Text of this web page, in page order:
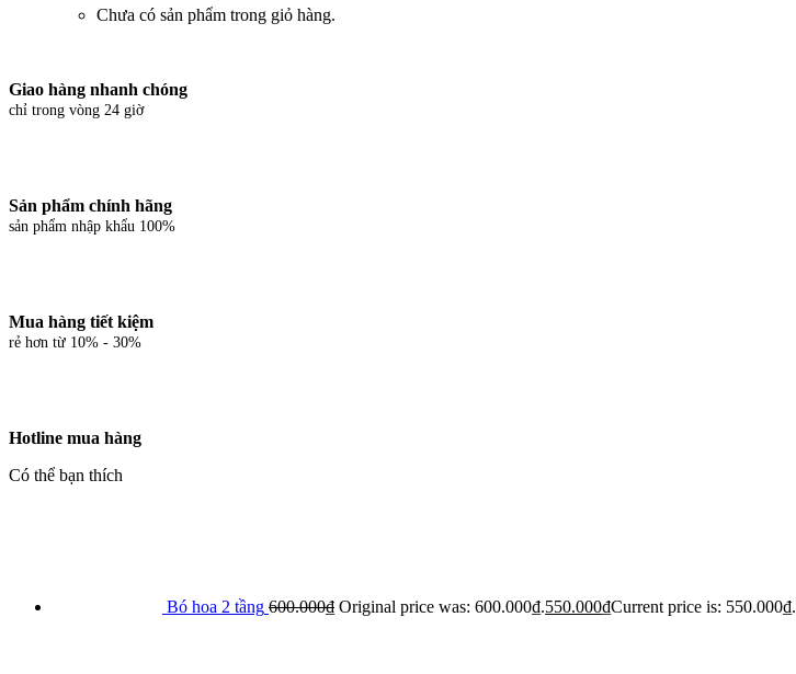
Chưa có sản phẩm trong giỏ hàng.
Giao hàng nhanh chóng
chỉ trong vòng 24 giờ
Sản phẩm chính hãng
sản phẩm nhập khẩu 100%
Mua hàng tiết kiệm
rẻ hơn từ 10% - 30%
Hotline mua hàng
Có thể bạn thích
Bó hoa 2 tầng 600.000₫ Original price was: 600.000₫.550.000₫Current price is: 550.000₫.